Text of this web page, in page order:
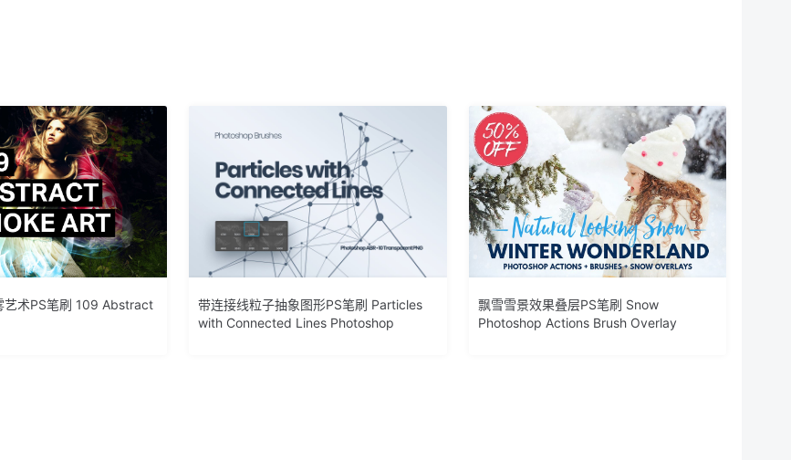
艺术PS笔刷 109 Abstract
带连接线粒子抽象图形PS笔刷 Particles
with Connected Lines Photoshop
飘雪雪景效果叠层PS笔刷 Snow
Photoshop Actions Brush Overlay